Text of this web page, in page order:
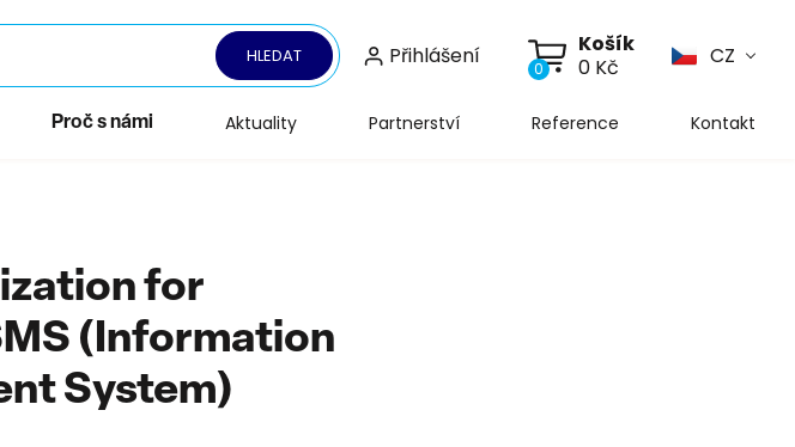
HLEDAT Přihlášení 0
Košík
0 Kč
CZ
Proč s námi Aktuality Partnerství Reference Kontakt
for
(Information
System)